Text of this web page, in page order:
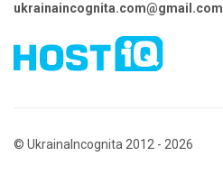
ukrainaincognita.com@gmail.com
© UkrainaIncognita 2012 - 2026